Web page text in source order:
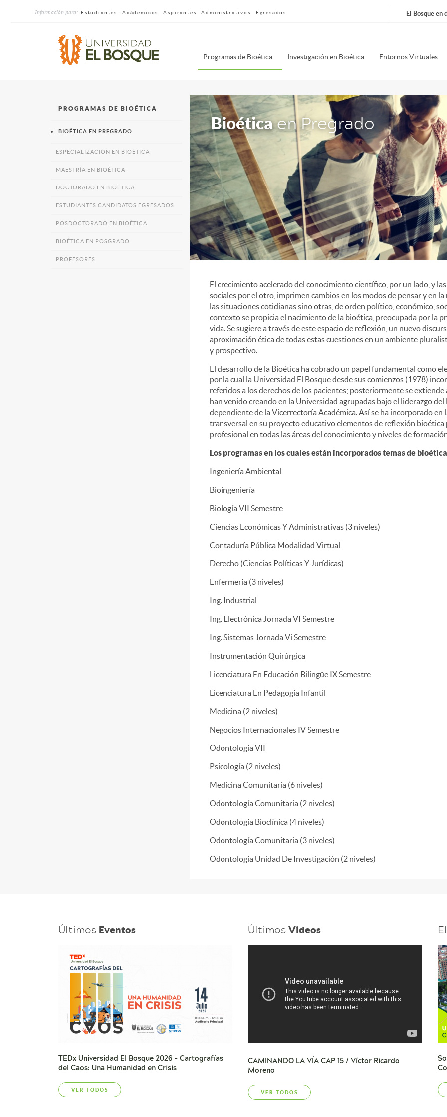
Información para: Estudiantes Acádemicos Aspirantes Administrativos Egresados El Bosque en
Menú
drupal
sin
superfish
Programas de Bioética Investigación en Bioética Entornos Virtuales
PROGRAMAS DE BIOÉTICA
BIOÉTICA EN PREGRADO
ESPECIALIZACIÓN EN BIOÉTICA
MAESTRÍA EN BIOÉTICA
DOCTORADO EN BIOÉTICA
ESTUDIANTES CANDIDATOS EGRESADOS
POSDOCTORADO EN BIOÉTICA
BIOÉTICA EN POSGRADO
PROFESORES
Bioéticaen Pregrado
El crecimiento acelerado del conocimiento científico, por un lado, y
sociales por el otro, imprimen cambios en los modos de pensar y en
las situaciones cotidianas sino otras, de orden político, económico,
contexto se propicia el nacimiento de la bioética, preocupada por la
vida. Se sugiere a través de este espacio de reflexión, un nuevo
aproximación ética de todas estas cuestiones en un ambiente
y prospectivo.
El desarrollo de la Bioética ha cobrado un papel fundamental como
por la cual la Universidad El Bosque desde sus comienzos (1978)
referidos a los derechos de los pacientes; posteriormente se extiende
han venido creando en la Universidad agrupadas bajo el liderazgo
dependiente de la Vicerrectoría Académica. Así se ha incorporado en
transversal en su proyecto educativo elementos de reflexión bioética
profesional en todas las áreas del conocimiento y niveles de
Los programas en los cuales están incorporados temas de
Ingeniería Ambiental
Bioingeniería
Biología VII Semestre
Ciencias Económicas Y Administrativas (3 niveles)
Contaduría Pública Modalidad Virtual
Derecho (Ciencias Políticas Y Jurídicas)
Enfermería (3 niveles)
Ing. Industrial
Ing. Electrónica Jornada VI Semestre
Ing. Sistemas Jornada Vi Semestre
Instrumentación Quirúrgica
Licenciatura En Educación Bilingüe IX Semestre
Licenciatura En Pedagogía Infantil
Medicina (2 niveles)
Negocios Internacionales IV Semestre
Odontología VII
Psicología (2 niveles)
Medicina Comunitaria (6 niveles)
Odontología Comunitaria (2 niveles)
Odontología Bioclínica (4 niveles)
Odontología Comunitaria (3 niveles)
Odontología Unidad De Investigación (2 niveles)
Últimos Eventos
TEDx Universidad El Bosque 2026 - Cartografías
del Caos: Una Humanidad en Crisis
VER TODOS
Últimos Videos
CAMINANDO LA VÍA CAP 15 / Víctor Ricardo
Moreno
VER TODOS